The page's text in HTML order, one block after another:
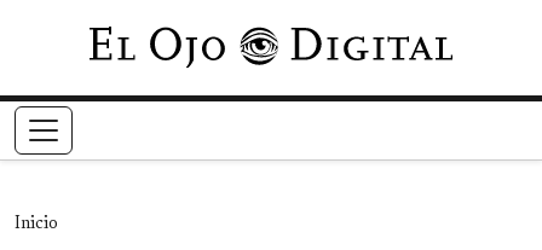
Pasar al contenido principal
Inicio